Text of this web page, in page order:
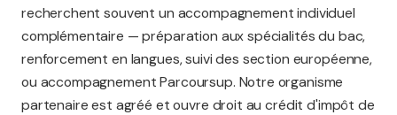
recherchent souvent un accompagnement individuel
complémentaire — préparation aux spécialités du bac,
renforcement en langues, suivi des section européenne,
ou accompagnement Parcoursup. Notre organisme
partenaire est agréé et ouvre droit au crédit d'impôt de